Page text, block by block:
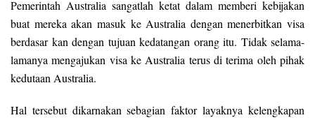
Pemerintah Australia sangatlah ketat dalam memberi kebijakan
buat mereka akan masuk ke Australia dengan menerbitkan visa
berdasar kan dengan tujuan kedatangan orang itu. Tidak selama-
lamanya mengajukan visa ke Australia terus di terima oleh pihak
kedutaan Australia.
Hal tersebut dikarnakan sebagian faktor layaknya kelengkapan